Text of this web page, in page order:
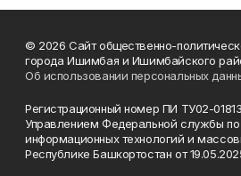
© 2026 Сайт общественно-
города Ишимбая и Ишимбайского
Об использовании персональных
Регистрационный номер ПИ ТУ02-
Управлением Федеральной службы
информационных технологий и
Республике Башкортостан от